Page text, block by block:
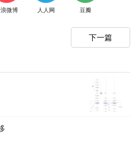
微博 人人网 豆瓣
下一篇